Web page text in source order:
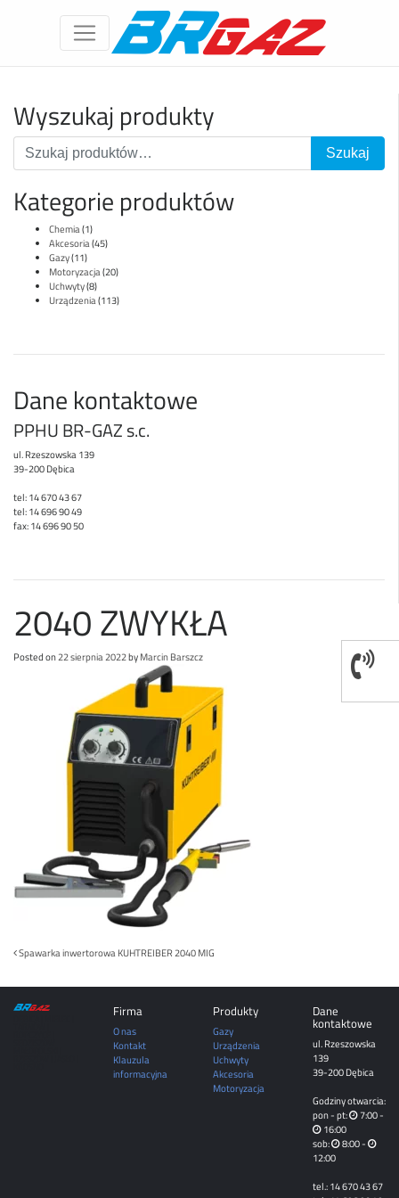
Wyszukaj produkty
Kategorie produktów
Chemia(1)
Akcesoria(45)
Gazy(11)
Motoryzacja(20)
Uchwyty(8)
Urządzenia(113)
Dane kontaktowe
PPHU BR-GAZ s.c.
ul. Rzeszowska 139
39-200 Dębica
tel: 14 670 43 67
tel: 14 696 90 49
fax: 14 696 90 50
2040 ZWYKŁA
Posted on22 sierpnia 2022byMarcin Barszcz
Post
navigation
Spawarka inwertorowa KUHTREIBER 2040 MIG
Firma
O nas
Kontakt
Klauzula
informacyjna
Produkty
Gazy
Urządzenia
Uchwyty
Akcesoria
Motoryzacja
Dane
kontaktowe
ul. Rzeszowska
139
39-200 Dębica
Godziny otwarcia:
pon - pt:
7:00 -
16:00
sob:
8:00 -
12:00
tel.: 14 670 43 67